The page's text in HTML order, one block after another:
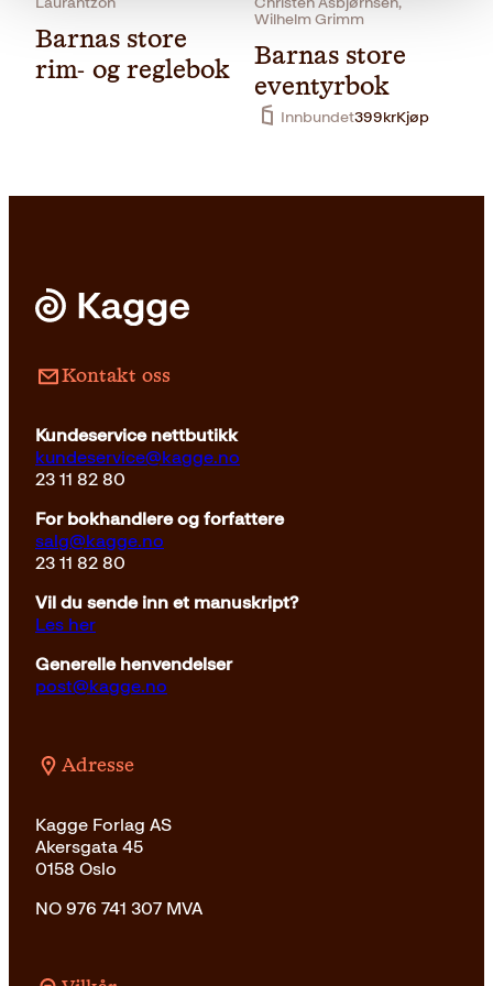
Barnas store
rim- og reglebok
Innbundet
Wilhelm Grimm
Barnas store
eventyrbok
Innbundet399krKjøp
Kontakt oss
Kundeservice nettbutikk
kundeservice@kagge.no
23 11 82 80
For bokhandlere og forfattere
salg@kagge.no
23 11 82 80
Vil du sende inn et manuskript?
Les her
Generelle henvendelser
post@kagge.no
Adresse
Kagge Forlag AS
Akersgata 45
0158 Oslo
NO 976 741 307 MVA